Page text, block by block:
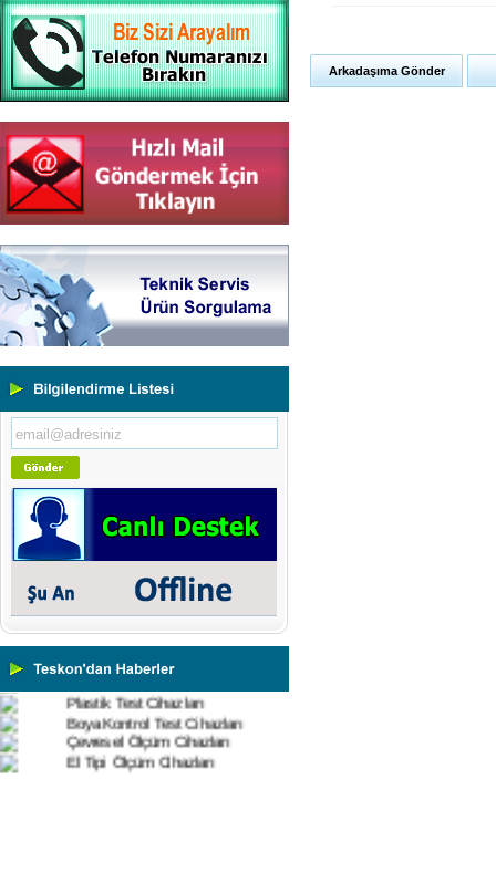
Yeni Binamıza TAŞINDIK
Portatif ve Tezgah Tipi Sertlik
Ölçüm Cihazları
Kaplama Kalınlığı Ölçüm
Cihazları
Cihazları
Yüzey Pürüzlülük Ölçüm
Vİbrasyon Test Cihazları
Mikroskoplar
Numune Hazırlama Cihazları
Profil Projektörler
Video Ölçüm Sistemleri
3 Boyutlu Ölçüm Cihazları
Beton Test Cihazları
Impact Test Cihazları
Boya Kontrol Test Cihazları
Çevresel Ölçüm Cihazları
El Tipi Ölçüm Cihazları
Arkadaşıma Gönder